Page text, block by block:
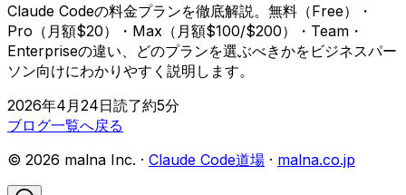
Claude Codeの料金プランを徹底解説。無料（Free）・
Pro（月額$20）・Max（月額$100/$200）・Team・
Enterpriseの違い、どのプランを選ぶべきかをビジネスパー
ソン向けにわかりやすく説明します。
2026年4月24日読了約5分
ブログ一覧へ戻る
© 2026 malna Inc. · Claude Code道場 · malna.co.jp